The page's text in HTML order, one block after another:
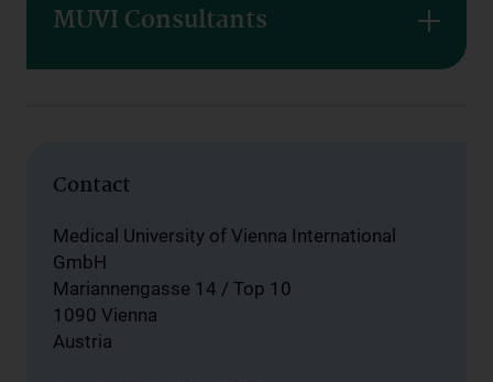
MUVI Consultants
Contact
Medical University of Vienna International
GmbH
Mariannengasse 14 / Top 10
1090 Vienna
Austria